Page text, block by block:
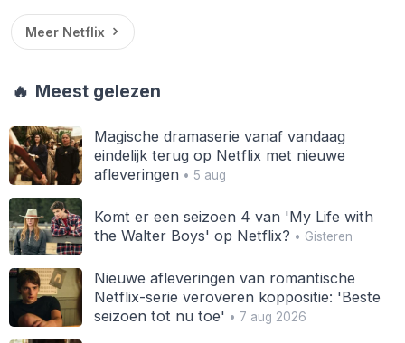
Meer Netflix
🔥 Meest gelezen
Magische dramaserie vanaf vandaag
eindelijk terug op Netflix met nieuwe
afleveringen• 5 aug
Komt er een seizoen 4 van 'My Life with
the Walter Boys' op Netflix? • Gisteren
Nieuwe afleveringen van romantische
Netflix-serie veroveren koppositie: 'Beste
seizoen tot nu toe' • 7 aug 2026